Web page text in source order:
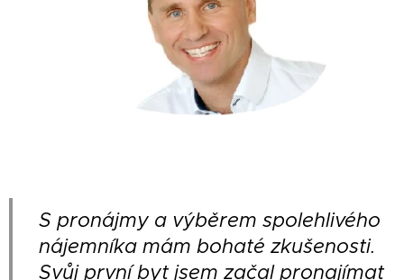
S pronájmy a výběrem spolehlivého
nájemníka mám bohaté zkušenosti.
Svůj první byt jsem začal pronajímat